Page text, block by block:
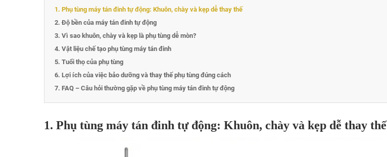
1. Phụ tùng máy tán đinh tự động: Khuôn, chày và kẹp dễ thay thế
2. Độ bền của máy tán đinh tự động
3. Vì sao khuôn, chày và kẹp là phụ tùng dễ mòn?
4. Vật liệu chế tạo phụ tùng máy tán đinh
5. Tuổi thọ của phụ tùng
6. Lợi ích của việc bảo dưỡng và thay thế phụ tùng đúng cách
7. FAQ – Câu hỏi thường gặp về phụ tùng máy tán đinh tự động
1. Phụ tùng máy tán đinh tự động: Khuôn, chày và kẹp dễ thay thế